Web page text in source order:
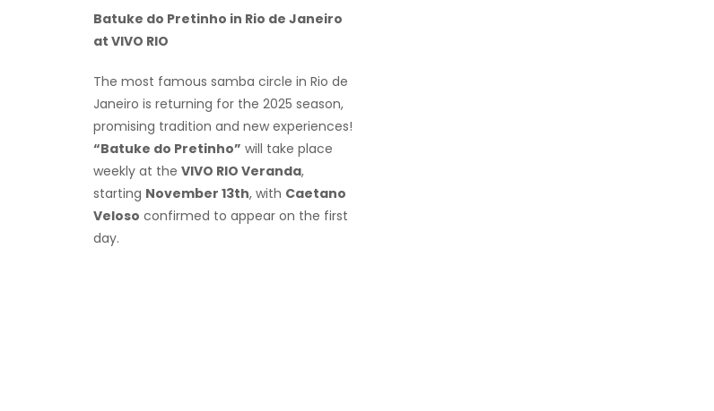
Batuke do Pretinho in Rio de Janeiro
at VIVO RIO
The most famous samba circle in Rio de
Janeiro is returning for the 2025 season,
promising tradition and new experiences!
“Batuke do Pretinho” will take place
weekly at the VIVO RIO Veranda,
starting November 13th, with Caetano
Veloso confirmed to appear on the first
day.